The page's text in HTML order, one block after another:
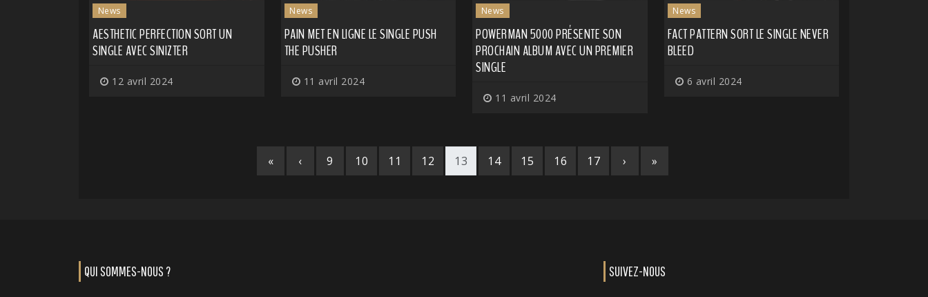
News
AESTHETIC PERFECTION SORT UN
SINGLE AVEC SINIZTER
12 avril 2024
News
PAIN MET EN LIGNE LE SINGLE PUSH
THE PUSHER
11 avril 2024
News
POWERMAN 5000 PRÉSENTE SON
PROCHAIN ALBUM AVEC UN PREMIER
SINGLE
11 avril 2024
News
FACT PATTERN SORT LE SINGLE NEVER
BLEED
6 avril 2024
« ‹ 9 10 11 12 13 14 15 16 17 › »
QUI SOMMES-NOUS ? SUIVEZ-NOUS